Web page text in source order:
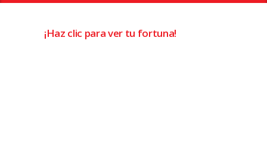
¡Haz clic para ver tu fortuna!